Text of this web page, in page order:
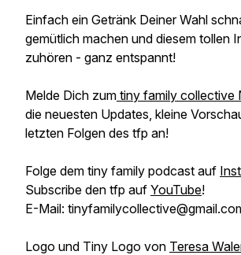
Einfach ein Getränk Deiner Wahl
gemütlich machen und diesem tollen
zuhören - ganz entspannt!
Melde Dich zum tiny family collective
die neuesten Updates, kleine
letzten Folgen des tfp an!
Folge dem tiny family podcast auf
Subscribe den tfp auf YouTube!
E-Mail:
Logo und Tiny Logo von Teresa